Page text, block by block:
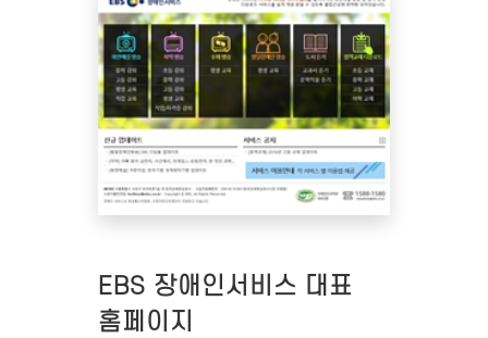
EBS 장애인서비스 대표
홈페이지